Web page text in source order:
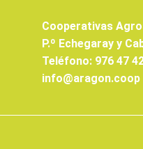
Cooperativas
P.º Echegaray y
Teléfono: 976 47
info@aragon.coop